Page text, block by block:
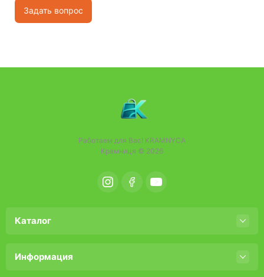
Задать вопрос
Работаем для Вас! KRAMNYCA
Крамниця © 2026
Каталог
Информация